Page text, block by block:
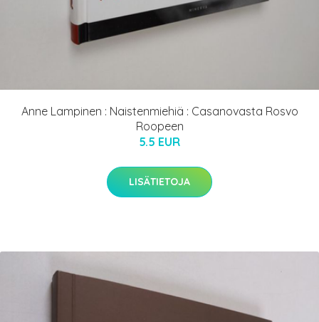
Anne Lampinen : Naistenmiehiä : Casanovasta Rosvo
Roopeen
5.5 EUR
LISÄTIETOJA